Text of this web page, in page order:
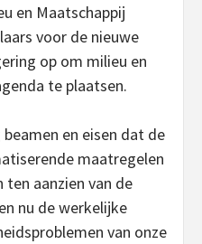
en Maatschappij
voor de nieuwe
op om milieu en
te plaatsen.
en eisen dat de
maatregelen
aanzien van de
nu de werkelijke
van onze